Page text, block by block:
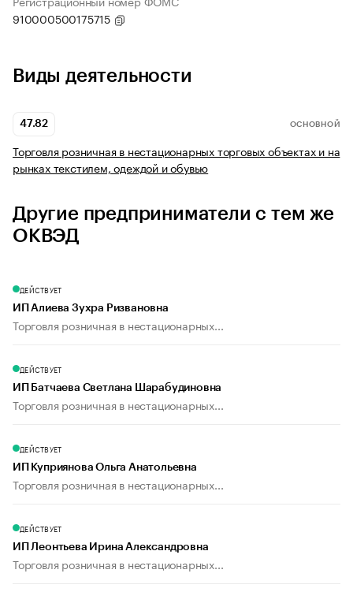
910000500175715
Виды деятельности
47.82 ОСНОВНОЙ
Торговля розничная в нестационарных торговых объектах и на
рынках текстилем, одеждой и обувью
Другие предприниматели с тем же
ОКВЭД
ДЕЙСТВУЕТ
ИП Алиева Зухра Ризвановна
Торговля розничная в нестационарных...
ДЕЙСТВУЕТ
ИП Батчаева Светлана Шарабудиновна
Торговля розничная в нестационарных...
ДЕЙСТВУЕТ
ИП Куприянова Ольга Анатольевна
Торговля розничная в нестационарных...
ДЕЙСТВУЕТ
ИП Леонтьева Ирина Александровна
Торговля розничная в нестационарных...